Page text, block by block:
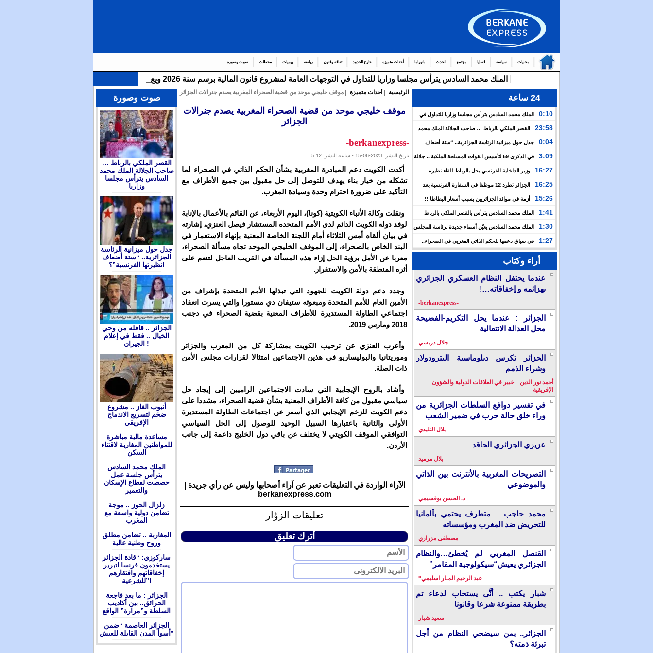
محليات سياسه قضايا مجتمع الحدث بانوراما أحداث متميزة خارج الحدود ثقافة وفنون رياضة يوميات محطات صوت وصورة
24 ساعة
0:10
الملك محمد السادس يترأس مجلسا وزاريا للتداول في
23:58
القصر الملكي بالرباط … صاحب الجلالة الملك محمد
السادس يترأس مجلسا وزاريا
0:04
جدل حول ميزانية الرئاسة الجزائرية.. “ستة أضعاف
نظيرتها الفرنسية”؟!
3:09
في الذكرى 69 لتأسيس القوات المسلحة الملكية .. جلالة
الملك يدعو لمواصلة التعبئة من أجل تعزيز قوة الجيش وينوه بورش
16:27
وزير الداخلية الفرنسي يحل بالرباط للقاء نظيره
المغربي.. ولفتيت يقترح مراجعة مجموعة من الاتفاقيات بين
16:25
الجزائر تطرد 12 موظفا في السفارة الفرنسية بعد
اعتقال مسؤولها القنصلي وباريس تهدد إما التراجع أو الرد بقوة
15:26 أزمة في موائد الجزائريين بسبب أسعار البطاطا !!
1:41
الملك محمد السادس يترأس بالقصر الملكي بالرباط
حفلا دينيا إحياء لليلة القدر
1:30
الملك محمد السادس يعيّن أسماء جديدة لرئاسة المجلس
الأعلى للتكوين والبحث العلمي والمندوبية الوزارية لحقوق الإنسان
1:27
في سياق دعمها للحكم الذاتي المغربي في الصحراء..
إسبانيا تشرع في إدراج “المسيرة الخضراء” ضمن مقرراتها
الدراسيةأراء وكتاب
عندما يحتفل النظام العسكري الجزائري
بهزائمه و إخفاقاته…!
-berkanexpress-
الجزائر : عندما يحل التكريم-الفضيحة
محل العدالة الانتقالية
جلال دريسي
الجزائر تكرس دبلوماسية البترودولار
وشراء الذمم
أحمد نور الدين – خبير في العلاقات الدولية والشؤون
الإفريقية
في تفسير دوافع السلطات الجزائرية من
وراء خلق حالة حرب في ضمير الشعب
بلال التليدي
عزيزي الجزائري الحاقد..
بلال مرميد
التصريحات المغربية بالأنترنت بين الذاتي
والموضوعي
د. الحسن بوقسيمي
محمد حاجب .. متطرف يحتمي بألمانيا
للتحريض ضد المغرب ومؤسساته
مصطفى مزراري
القنصل المغربي لم يُخطئ…والنظام
الجزائري يعيش“سيكولوجية المقامر”
عبد الرحيم المنار اسليمي*
شبار يكتب .. أنَّى يستجاب لدعاء تم
بطريقة ممنوعة شرعا وقانونا
سعيد شبار
الجزائر.. بمن سيضحي النظام من أجل
تبرئة ذمته؟
الرئيسية أحداث متميزة | موقف خليجي موحد من قضية الصحراء المغربية يصدم جنرالات الجزائر
موقف خليجي موحد من قضية الصحراء المغربية يصدم جنرالات
الجزائر
-berkanexpress-
تاريخ النشر: 2023-06-15 - ساعة النشر: 5:12
أكدت الكويت دعم المبادرة المغربية بشأن الحكم الذاتي في الصحراء لما
تشكله من خيار بناء يهدف للتوصل إلى حل مقبول بين جميع الأطراف مع
التأكيد على ضرورة احترام وحدة وسيادة المغرب.
ونقلت وكالة الأنباء الكويتية (كونا)، اليوم الأربعاء، عن القائم بالأعمال بالإنابة
لوفد دولة الكويت الدائم لدى الأمم المتحدة المستشار فيصل العنزي، إشارته
في بيان ألقاه أمس الثلاثاء أمام اللجنة الخاصة المعنية بإنهاء الاستعمار في
البند الخاص بالصحراء، إلى الموقف الخليجي الموحد تجاه مسألة الصحراء،
معربا عن الأمل برؤية الحل إزاء هذه المسألة في القريب العاجل لتنعم على
أثره المنطقة بالأمن والاستقرار.
وجدد دعم دولة الكويت للجهود التي تبذلها الأمم المتحدة بإشراف من
الأمين العام للأمم المتحدة ومبعوثه ستيفان دي مستورا والتي يسرت انعقاد
اجتماعي الطاولة المستديرة للأطراف المعنية بقضية الصحراء في دجنب
2018 ومارس 2019.
وأعرب العنزي عن ترحيب الكويت بمشاركة كل من المغرب والجزائر
وموريتانيا والبوليساريو في هذين الاجتماعين امتثالا لقرارات مجلس الأمن
ذات الصلة.
وأشاد بالروح الإيجابية التي سادت الاجتماعين الراميين إلى إيجاد حل
سياسي مقبول من كافة الأطراف المعنية بشأن قضية الصحراء، مشددا على
دعم الكويت للزخم الإيجابي الذي أسفر عن اجتماعات الطاولة المستديرة
الأولى والثانية باعتبارها السبيل الوحيد للوصول إلى الحل السياسي
التوافقي الموقف الكويتي لا يختلف عن باقي دول الخليج داعمة إلى جانب
الأردن.
الآراء الواردة في التعليقات تعبر عن آراء أصحابها وليس عن رأي جريدة |
berkanexpress.com
تعليقات الزوّار
أترك تعليق
صوت وصورة
القصر الملكي بالرباط …
صاحب الجلالة الملك محمد
السادس يترأس مجلسا
وزاريا
جدل حول ميزانية الرئاسة
الجزائرية.. “ستة أضعاف
نظيرتها الفرنسية”؟!
الجزائر .. قافلة من وحي
الخيال .. فقط في إعلام
الجيران !
أنبوب الغاز .. مشروع
ضخم لتسريع الاندماج
الإفريقي
مساعدة مالية مباشرة
للمواطنين المغاربة لاقتناء
السكن
الملك محمد السادس
يترأس جلسة عمل
خصصت لقطاع الإسكان
والتعمير
زلزال الحوز .. موجة
تضامن دولية واسعة مع
المغرب
المغاربة .. تضامن مطلق
وروح وطنية عالية
ساركوزي: “قادة الجزائر
يستخدمون فرنسا لتبرير
إخفاقاتهم وافتقارهم
للشرعية”!
الجزائر : ما بعد فاجعة
الحرائق.. بين أكاديب
السلطة و”مرارة” الواقع
الجزائر العاصمة “ضمن
أسوأ المدن القابلة للعيش”